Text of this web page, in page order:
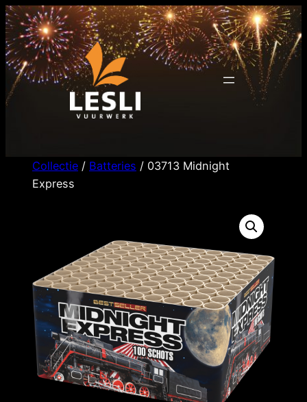
Ga
naar
de
inhoud
Collectie / Batteries / 03713 Midnight
Express